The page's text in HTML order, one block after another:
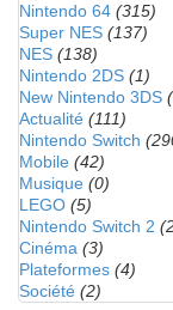
Nintendo 64 (315)
Super NES (137)
NES (138)
Nintendo 2DS (1)
New Nintendo 3DS
Actualité (111)
Nintendo Switch
Mobile (42)
Musique (0)
LEGO (5)
Nintendo Switch 2
Cinéma (3)
Plateformes (4)
Société (2)